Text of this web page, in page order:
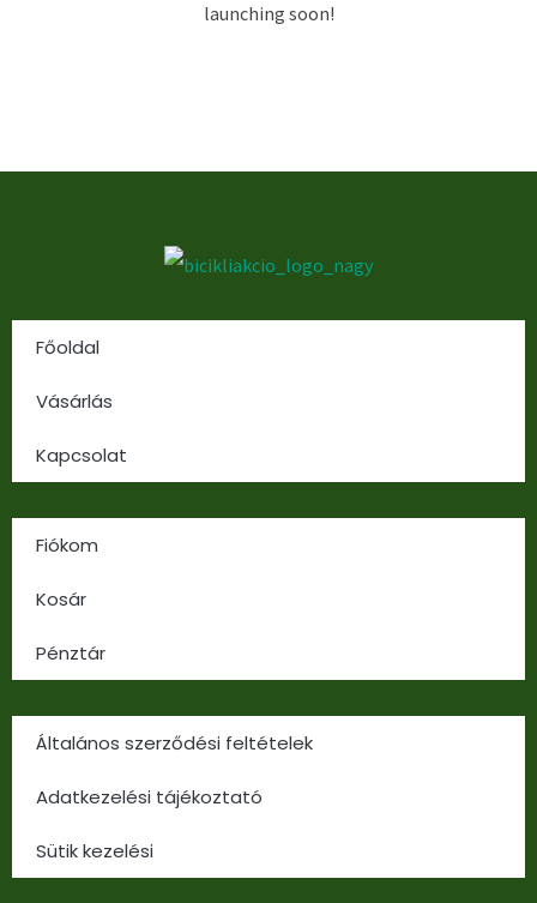
launching soon!
Főoldal
Vásárlás
Kapcsolat
Fiókom
Kosár
Pénztár
Általános szerződési feltételek
Adatkezelési tájékoztató
Sütik kezelési